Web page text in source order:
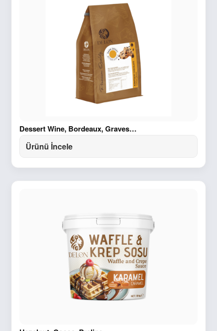
Dessert Wine, Bordeaux, Graves…
Ürünü İncele